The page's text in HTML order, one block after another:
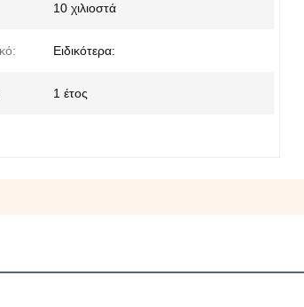
10 χιλιοστά
Ειδικότερα:
1 έτος